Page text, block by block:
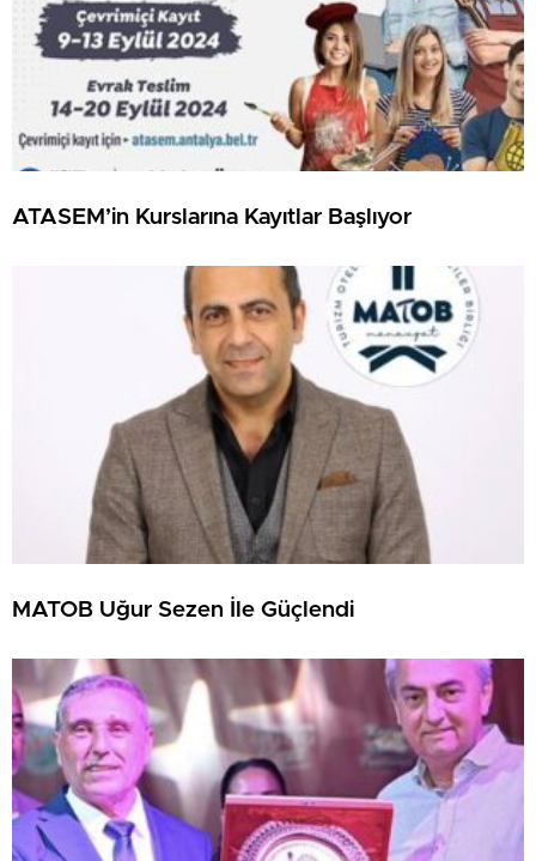
ATASEM’in Kurslarına Kayıtlar Başlıyor
MATOB Uğur Sezen İle Güçlendi